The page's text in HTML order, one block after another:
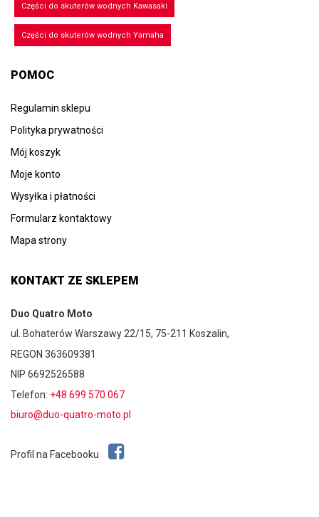
Części do skuterów wodnych Kawasaki
Części do skuterów wodnych Yamaha
POMOC
Regulamin sklepu
Polityka prywatności
Mój koszyk
Moje konto
Wysyłka i płatności
Formularz kontaktowy
Mapa strony
KONTAKT ZE SKLEPEM
Duo Quatro Moto
ul. Bohaterów Warszawy 22/15, 75-211 Koszalin,
REGON 363609381
NIP 6692526588
Telefon: +48 699 570 067
biuro@duo-quatro-moto.pl
Profil na Facebooku